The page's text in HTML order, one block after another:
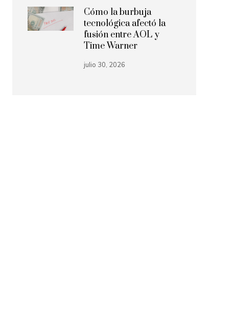
Cómo la burbuja
tecnológica afectó la
fusión entre AOL y
Time Warner
julio 30, 2026